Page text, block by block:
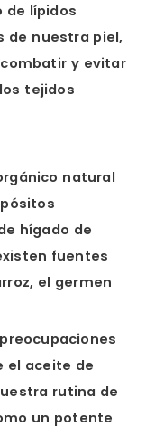
de lípidos
de nuestra piel,
y evitar
tejidos
natural
hígado de
fuentes
el germen
el aceite de
rutina de
un potente